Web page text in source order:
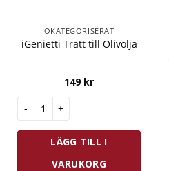
OKATEGORISERAT
iGenietti Tratt till Olivolja
149 kr
iGenietti Tratt till Olivolja mängd
LÄGG TILL I
VARUKORG